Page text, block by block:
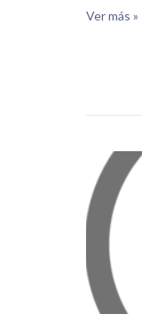
Ver más »